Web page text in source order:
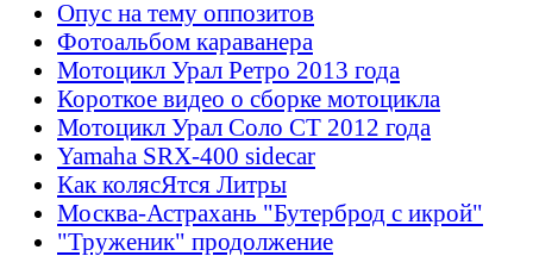
Опус на тему оппозитов
Фотоальбом караванера
Мотоцикл Урал Ретро 2013 года
Короткое видео о сборке мотоцикла
Мотоцикл Урал Соло СТ 2012 года
Yamaha SRX-400 sidecar
Как колясЯтся Литры
Москва-Астрахань "Бутерброд с икрой"
"Труженик" продолжение